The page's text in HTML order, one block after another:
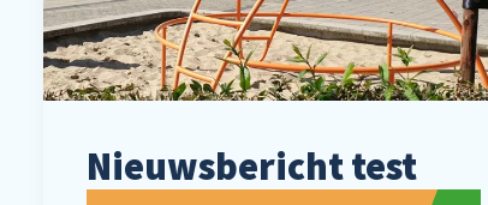
Nieuwsbericht test